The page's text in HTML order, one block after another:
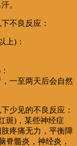
。
不良反应：
上)：
一至两天后会自然
少见的不良反应：
斑)，某些神经症
疼痛无力，平衡障
脊髓炎，神经炎，